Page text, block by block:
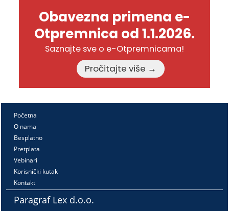
Obavezna primena e-
Otpremnica od 1.1.2026.
Saznajte sve o e-Otpremnicama!
Pročitajte više →
Početna
O nama
Besplatno
Pretplata
Vebinari
Korisnički kutak
Kontakt
Paragraf Lex d.o.o.